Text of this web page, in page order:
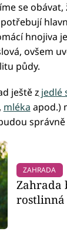
se
hnojiva
ovšem
půdy.
ještě zjedlé
mléka apod.)
ZAHRADA
Zahrada